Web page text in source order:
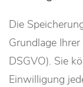
Die
Grundlage
DSGVO). Sie
Einwilligung